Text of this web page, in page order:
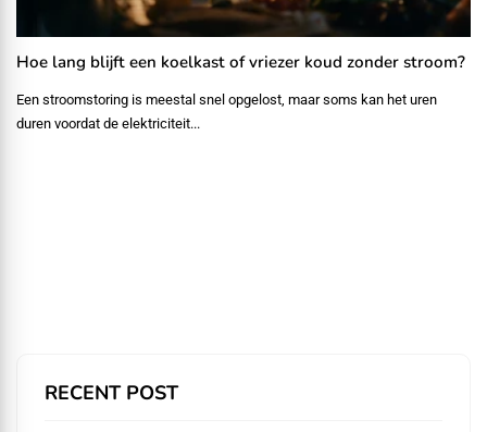
RECENT POST
Hoe lang blijft een koelkast of vriezer koud zonder stroom?
Een stroomstoring is meestal snel opgelost, maar soms kan het uren
duren voordat de elektriciteit...